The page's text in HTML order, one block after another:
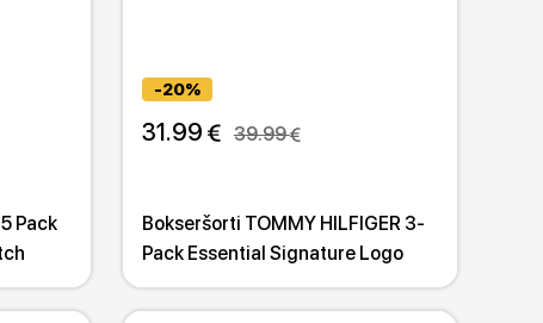
Pack
-20%
31.99 39.99
Bokseršorti TOMMY HILFIGER 3-
Pack Essential Signature Logo